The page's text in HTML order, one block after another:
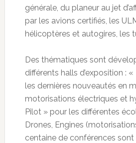
générale, du planeur au jet
par les avions certifiés, les
hélicoptères et autogires, les
Des thématiques sont
différents halls d’exposition :
les dernières nouveautés en
motorisations électriques et
Pilot » pour les différentes
Drones, Engines
centaine de conférences